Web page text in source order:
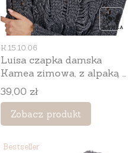
Kod produktu
K.15.10.06
Luisa czapka damska
Kamea zimowa, z alpaką i
wełną, rozmiar
uniwersalny 54–60 cm,
kolor szary
Cena
39,00 zł
Zobacz produkt
Bestseller